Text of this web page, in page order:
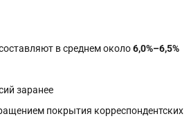
в среднем около6,0%–6,5%
заранее
покрытия корреспондентских